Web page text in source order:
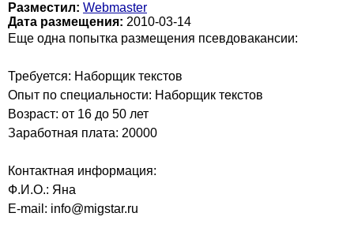
Разместил: Webmaster
Дата размещения: 2010-03-14
Еще одна попытка размещения псевдовакансии:
Требуется: Наборщик текстов
Опыт по специальности: Наборщик текстов
Возраст: от 16 до 50 лет
Заработная плата: 20000
Контактная информация:
Ф.И.О.: Яна
E-mail: info@migstar.ru